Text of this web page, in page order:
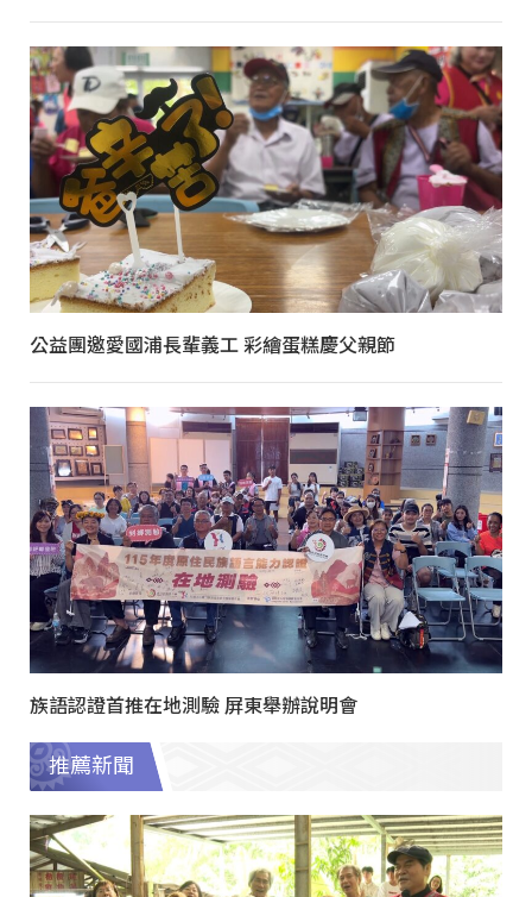
公益團邀愛國浦長輩義工 彩繪蛋糕慶父親節
族語認證首推在地測驗 屏東舉辦說明會
推薦新聞